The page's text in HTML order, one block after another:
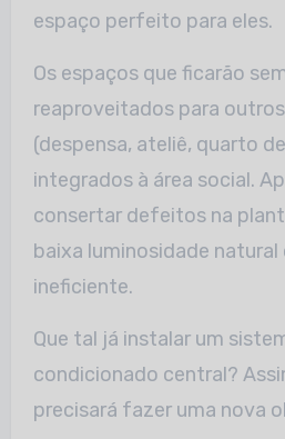
espaço perfeito para eles.
Os espaços que ficarão
reaproveitados para
(despensa, ateliê, quarto
integrados à área social.
consertar defeitos na
baixa luminosidade natural
ineficiente.
Que tal já instalar um
condicionado central?
precisará fazer uma nova